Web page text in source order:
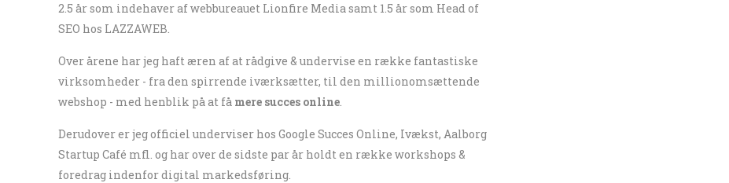
2.5 år som indehaver af webbureauet Lionfire Media samt 1.5 år som Head of
SEO hos LAZZAWEB.
Over årene har jeg haft æren af at rådgive & undervise en række fantastiske
virksomheder - fra den spirrende iværksætter, til den millionomsættende
webshop - med henblik på at få mere succes online.
Derudover er jeg officiel underviser hos Google Succes Online, Ivækst, Aalborg
Startup Café mfl. og har over de sidste par år holdt en række workshops &
foredrag indenfor digital markedsføring.